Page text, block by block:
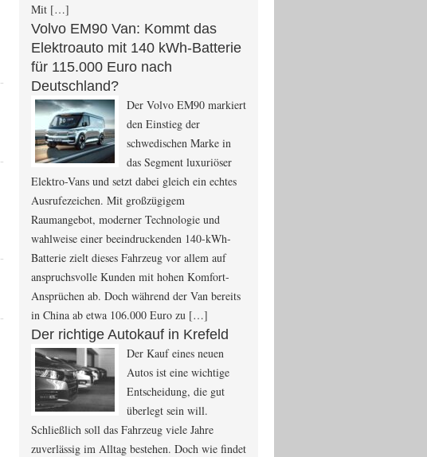
Mit […]
Volvo EM90 Van: Kommt das
Elektroauto mit 140 kWh-Batterie
für 115.000 Euro nach
Deutschland?
Der Volvo EM90 markiert
den Einstieg der
schwedischen Marke in
das Segment luxuriöser
Elektro-Vans und setzt dabei gleich ein echtes
Ausrufezeichen. Mit großzügigem
Raumangebot, moderner Technologie und
wahlweise einer beeindruckenden 140-kWh-
Batterie zielt dieses Fahrzeug vor allem auf
anspruchsvolle Kunden mit hohen Komfort-
Ansprüchen ab. Doch während der Van bereits
in China ab etwa 106.000 Euro zu […]
Der richtige Autokauf in Krefeld
Der Kauf eines neuen
Autos ist eine wichtige
Entscheidung, die gut
überlegt sein will.
Schließlich soll das Fahrzeug viele Jahre
zuverlässig im Alltag bestehen. Doch wie findet